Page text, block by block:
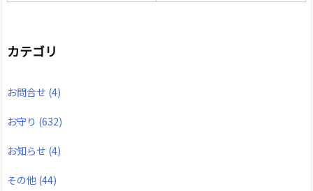
カテゴリ
お問合せ (4)
お守り (632)
お知らせ (4)
その他 (44)